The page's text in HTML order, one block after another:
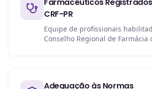
CRF-PR
Equipe de profissionais
Conselho Regional de Farmácia
Adequação às Normas